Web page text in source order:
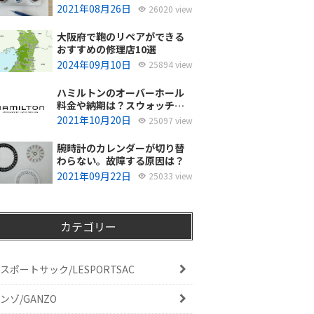
使ってるの？
2021年08月26日 26020 view
大阪府で鞄のリペアができる
おすすめの修理店10選
2024年09月10日
25894 view
ハミルトンのオーバーホール
料金や納期は？スウォッチグ
ループジャパンと修理専門店
2021年10月20日 25097 view
腕時計のカレンダーが切り替
わらない。故障する原因は？
2021年09月22日
25033 view
カテゴリー
ポートサック/LESPORTSAC
ゾ/GANZO